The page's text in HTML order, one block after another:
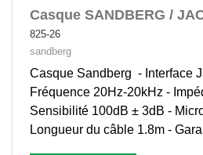
Casque SANDBERG /
825-26
sandberg
Casque Sandberg - Interface
Fréquence 20Hz-20kHz -
Sensibilité 100dB ± 3dB -
Longueur du câble 1.8m -